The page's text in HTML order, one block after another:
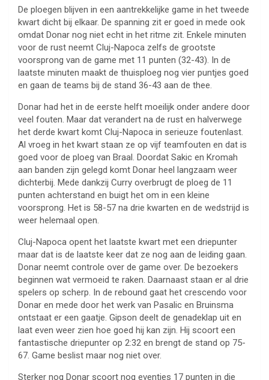
De ploegen blijven in een aantrekkelijke game in het tweede
kwart dicht bij elkaar. De spanning zit er goed in mede ook
omdat Donar nog niet echt in het ritme zit. Enkele minuten
voor de rust neemt Cluj-Napoca zelfs de grootste
voorsprong van de game met 11 punten (32-43). In de
laatste minuten maakt de thuisploeg nog vier puntjes goed
en gaan de teams bij de stand 36-43 aan de thee.
Donar had het in de eerste helft moeilijk onder andere door
veel fouten. Maar dat verandert na de rust en halverwege
het derde kwart komt Cluj-Napoca in serieuze foutenlast.
Al vroeg in het kwart staan ze op vijf teamfouten en dat is
goed voor de ploeg van Braal. Doordat Sakic en Kromah
aan banden zijn gelegd komt Donar heel langzaam weer
dichterbij. Mede dankzij Curry overbrugt de ploeg de 11
punten achterstand en buigt het om in een kleine
voorsprong. Het is 58-57 na drie kwarten en de wedstrijd is
weer helemaal open.
Cluj-Napoca opent het laatste kwart met een driepunter
maar dat is de laatste keer dat ze nog aan de leiding gaan.
Donar neemt controle over de game over. De bezoekers
beginnen wat vermoeid te raken. Daarnaast staan er al drie
spelers op scherp. In de rebound gaat het crescendo voor
Donar en mede door het werk van Pasalic en Bruinsma
ontstaat er een gaatje. Gipson deelt de genadeklap uit en
laat even weer zien hoe goed hij kan zijn. Hij scoort een
fantastische driepunter op 2:32 en brengt de stand op 75-
67. Game beslist maar nog niet over.
Sterker nog Donar scoort nog eventjes 17 punten in die